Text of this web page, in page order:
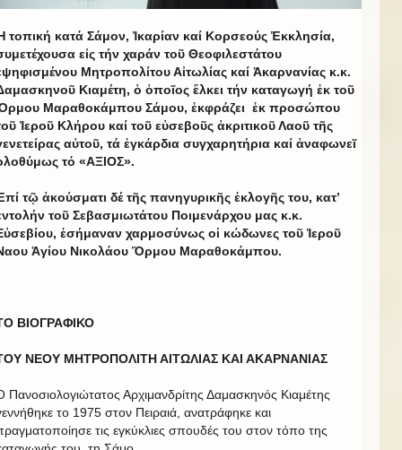
τοπική κατά Σάμον, Ἰκαρίαν καί Κορσεούς Ἐκκλησία,
εἰς τήν χαράν τοῦ Θεοφιλεστάτου
Μητροπολίτου Αἰτωλίας καί Ἀκαρνανίας κ.κ.
Κιαμέτη, ὁ ὁποῖος ἕλκει τήν καταγωγή ἐκ τοῦ
Μαραθοκάμπου Σάμου, ἐκφράζει ἐκ προσώπου
Ἱεροῦ Κλήρου καί τοῦ εὐσεβοῦς ἀκριτικοῦ Λαοῦ τῆς
αὐτοῦ, τά ἐγκάρδια συγχαρητήρια καί ἀναφωνεῖ
τό «ΑΞΙΟΣ».
τῷ ἀκούσματι δέ τῆς πανηγυρικῆς ἐκλογῆς του, κατ’
τοῦ Σεβασμιωτάτου Ποιμενάρχου μας κ.κ.
ἐσήμαναν χαρμοσύνως οἱ κώδωνες τοῦ Ἱεροῦ
Ἁγίου Νικολάου Ὅρμου Μαραθοκάμπου.
ΒΙΟΓΡΑΦΙΚΟ
ΝΕΟΥ ΜΗΤΡΟΠΟΛΙΤΗ ΑΙΤΩΛΙΑΣ ΚΑΙ ΑΚΑΡΝΑΝΙΑΣ
Πανοσιολογιώτατος Αρχιμανδρίτης Δαμασκηνός Κιαμέτης
το 1975 στον Πειραιά, ανατράφηκε και
τις εγκύκλιες σπουδές του στον τόπο της